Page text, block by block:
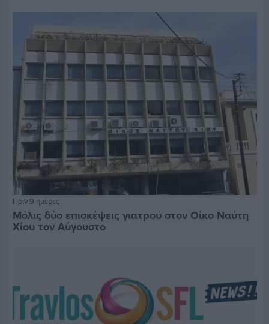
Πριν 9 ημέρες
Μόλις δύο επισκέψεις γιατρού στον Οίκο Ναύτη
Χίου τον Αύγουστο